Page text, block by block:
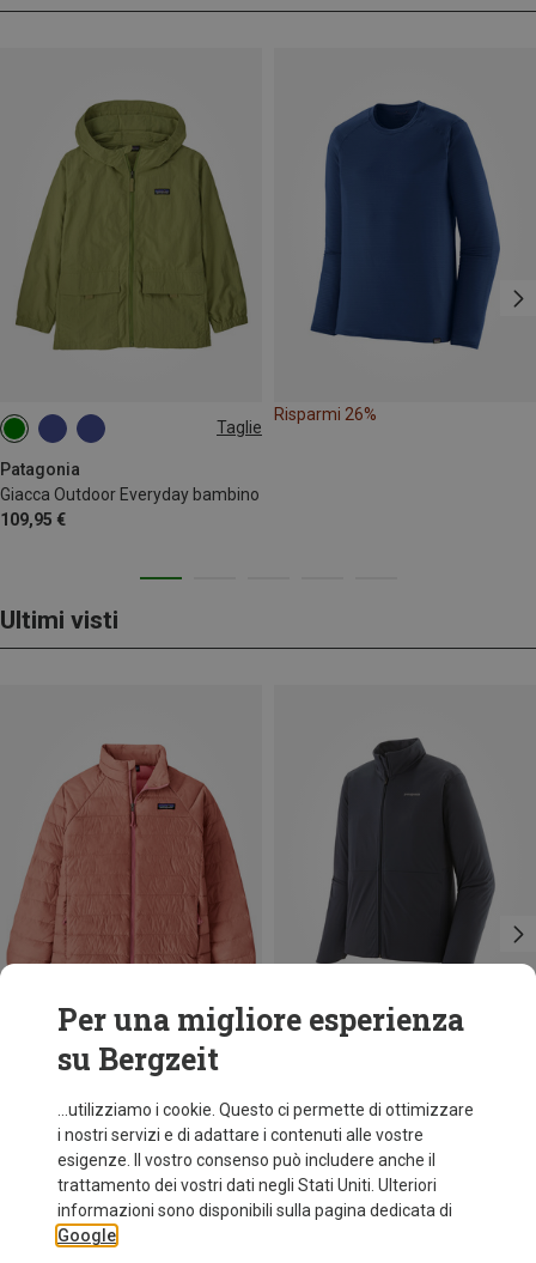
Taglie
Patagonia
Giacca Outdoor Everyday bambino
109,95 €
148
Risparmi 26%
Ultimi visti
Risparmi 33%
Per una migliore esperienza
su Bergzeit
...utilizziamo i cookie. Questo ci permette di ottimizzare
i nostri servizi e di adattare i contenuti alle vostre
esigenze. Il vostro consenso può includere anche il
trattamento dei vostri dati negli Stati Uniti. Ulteriori
informazioni sono disponibili sulla pagina dedicata di
Google